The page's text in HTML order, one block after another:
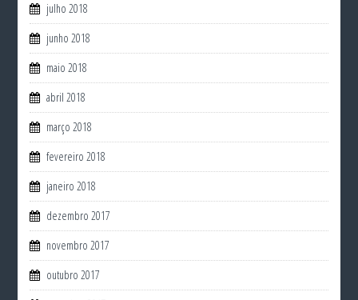
julho 2018
junho 2018
maio 2018
abril 2018
março 2018
fevereiro 2018
janeiro 2018
dezembro 2017
novembro 2017
outubro 2017